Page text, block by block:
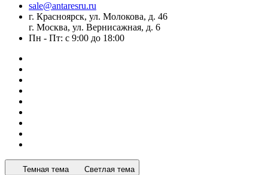
sale@antaresru.ru
г. Красноярск, ул. Молокова, д. 46
г. Москва, ул. Вернисажная, д. 6
Пн - Пт: с 9:00 до 18:00
Темная тема Светлая тема